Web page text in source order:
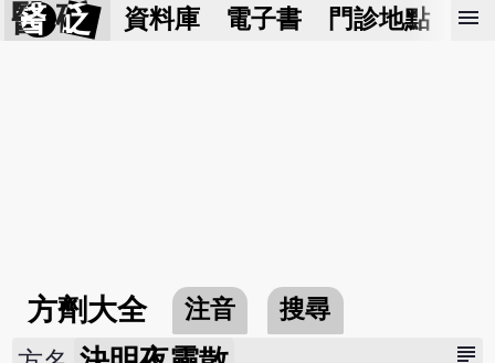
醫 砭 資料庫 電子書 門診地點 預
menu
方劑大全 注音 搜尋
subject